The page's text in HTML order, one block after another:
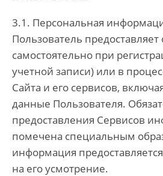
3.1. Персональная
Пользователь предоставляет
самостоятельно при
учетной записи) или в
Сайта и его сервисов,
данные Пользователя.
предоставления Сервисов
помечена специальным
информация
на его усмотрение.